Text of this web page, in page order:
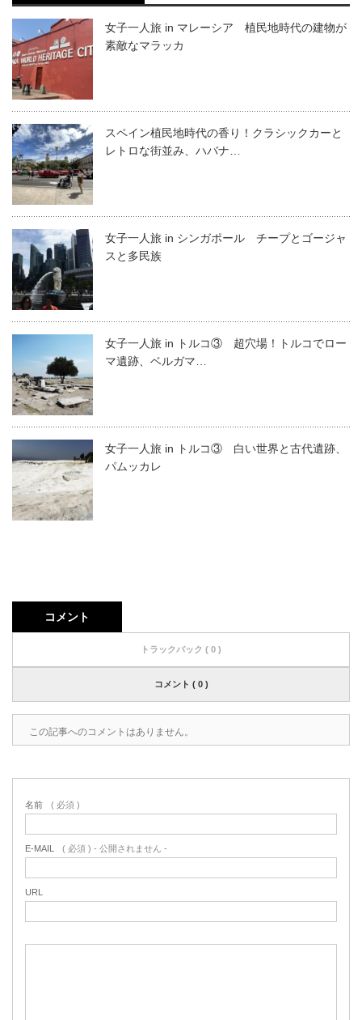
女子一人旅 in マレーシア 植民地時代の建物が
素敵なマラッカ
スペイン植民地時代の香り！クラシックカーと
レトロな街並み、ハバナ…
女子一人旅 in シンガポール チープとゴージャ
スと多民族
女子一人旅 in トルコ③ 超穴場！トルコでロー
マ遺跡、ベルガマ…
女子一人旅 in トルコ③ 白い世界と古代遺跡、
パムッカレ
コメント
トラックバック ( 0 )
コメント ( 0 )
この記事へのコメントはありません。
名前 ( 必須 )
E-MAIL ( 必須 ) - 公開されません -
URL